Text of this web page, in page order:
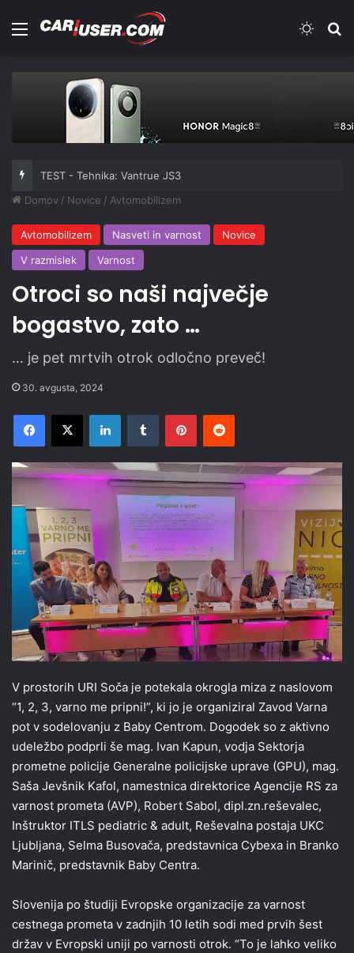
Meni
TEST - Tehnika: Vantrue JS3
Domov / Novice / Avtomobilizem
Avtomobilizem Nasveti in varnost
Novice
V razmislek
Varnost
Otroci so naši največje
bogastvo, zato …
… je pet mrtvih otrok odločno preveč!
30. avgusta, 2024
Facebook
X LinkedInTumblr PinterestReddit
V prostorih URI Soča je potekala okrogla miza z naslovom
“1, 2, 3, varno me pripni!”, ki jo je organiziral Zavod Varna
pot v sodelovanju z Baby Centrom. Dogodek so z aktivno
udeležbo podprli še mag. Ivan Kapun, vodja Sektorja
prometne policije Generalne policijske uprave (GPU), mag.
Saša Jevšnik Kafol, namestnica direktorice Agencije RS za
varnost prometa (AVP), Robert Sabol, dipl.zn.reševalec,
Inštruktor ITLS pediatric & adult, Reševalna postaja UKC
Ljubljana, Selma Busovača, predstavnica Cybexa in Branko
Marinič, predstavnik Baby Centra.
Slovenija po študiji Evropske organizacije za varnost
cestnega prometa v zadnjih 10 letih sodi med prvih šest
držav v Evropski uniji po varnosti otrok. “To je lahko veliko